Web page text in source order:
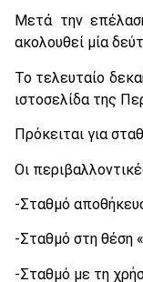
Μετά την
ακολουθεί μία
Το τελευταίο
ιστοσελίδα της
Πρόκειται για
Οι
-Σταθμό
-Σταθμό στη θέση
-Σταθμό με τη